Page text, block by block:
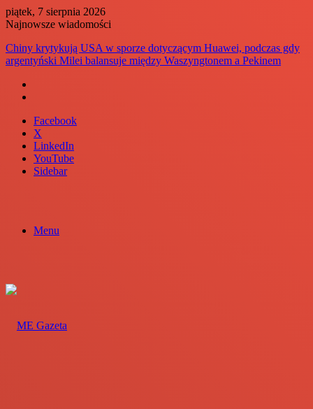
piątek, 7 sierpnia 2026
Najnowsze wiadomości
Chiny krytykują USA w sporze dotyczącym Huawei, podczas gdy
argentyński Milei balansuje między Waszyngtonem a Pekinem
Facebook
X
LinkedIn
YouTube
Sidebar
Menu